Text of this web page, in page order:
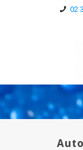
02